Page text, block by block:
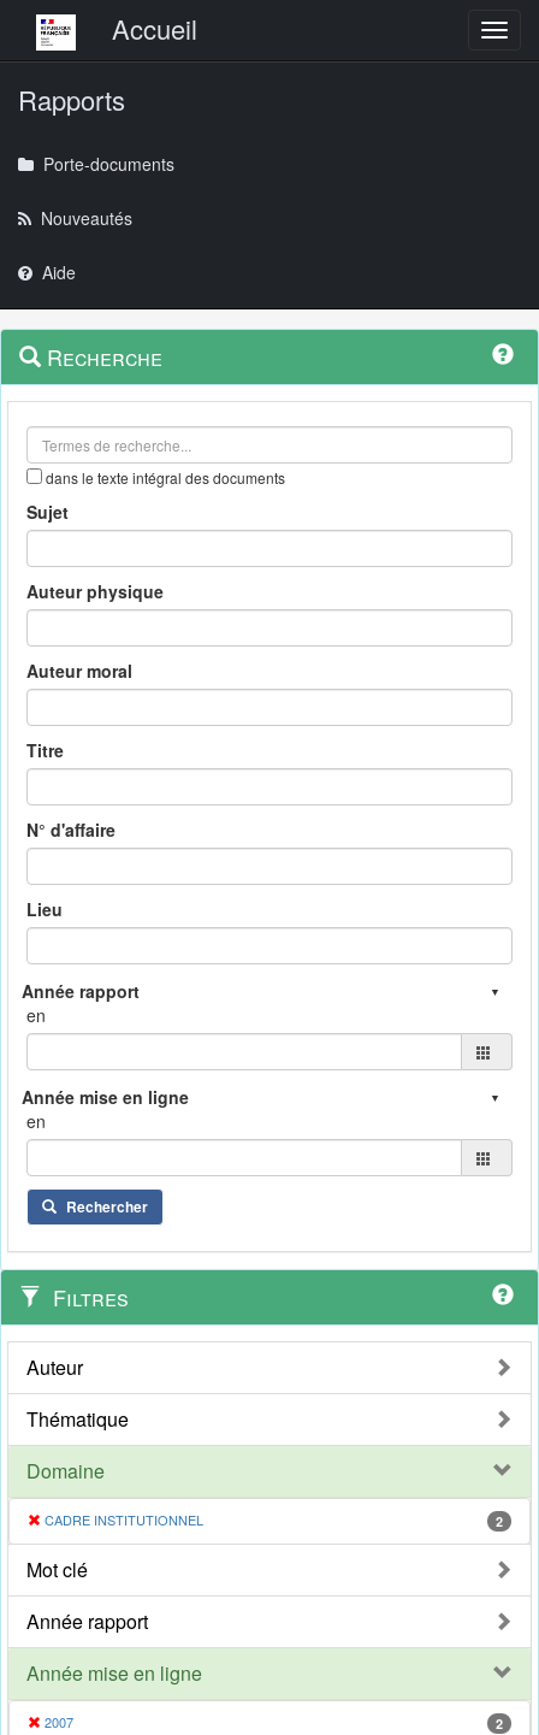
Menu principalAccueil
Rapports
Porte-documents
Nouveautés
Aide
Navigation
outils
Menu
contextuel
Recherche
dans le texte intégral des documents
Sujet
Auteur physique
Auteur moral
Titre
N° d'affaire
Lieu
en
en
Rechercher
Filtres
Auteur
Thématique
Domaine
CADRE INSTITUTIONNEL 2
Mot clé
Année rapport
Année mise en ligne
2007 2